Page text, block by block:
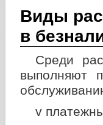
Виды
в
Среди
выполняют
v